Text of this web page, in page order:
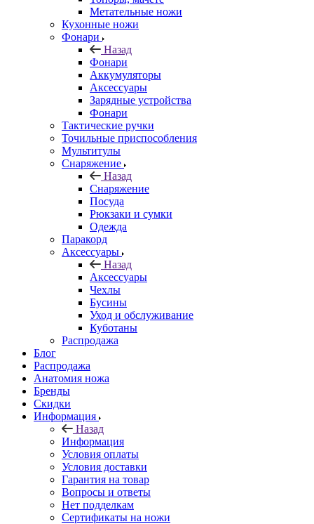
Метательные ножи
Кухонные ножи
Фонари
Назад
Фонари
Аккумуляторы
Аксессуары
Зарядные устройства
Фонари
Тактические ручки
Точильные приспособления
Мультитулы
Снаряжение
Назад
Снаряжение
Посуда
Рюкзаки и сумки
Одежда
Паракорд
Аксессуары
Назад
Аксессуары
Чехлы
Бусины
Уход и обслуживание
Куботаны
Распродажа
Блог
Распродажа
Анатомия ножа
Бренды
Скидки
Информация
Назад
Информация
Условия оплаты
Условия доставки
Гарантия на товар
Вопросы и ответы
Нет подделкам
Сертификаты на ножи